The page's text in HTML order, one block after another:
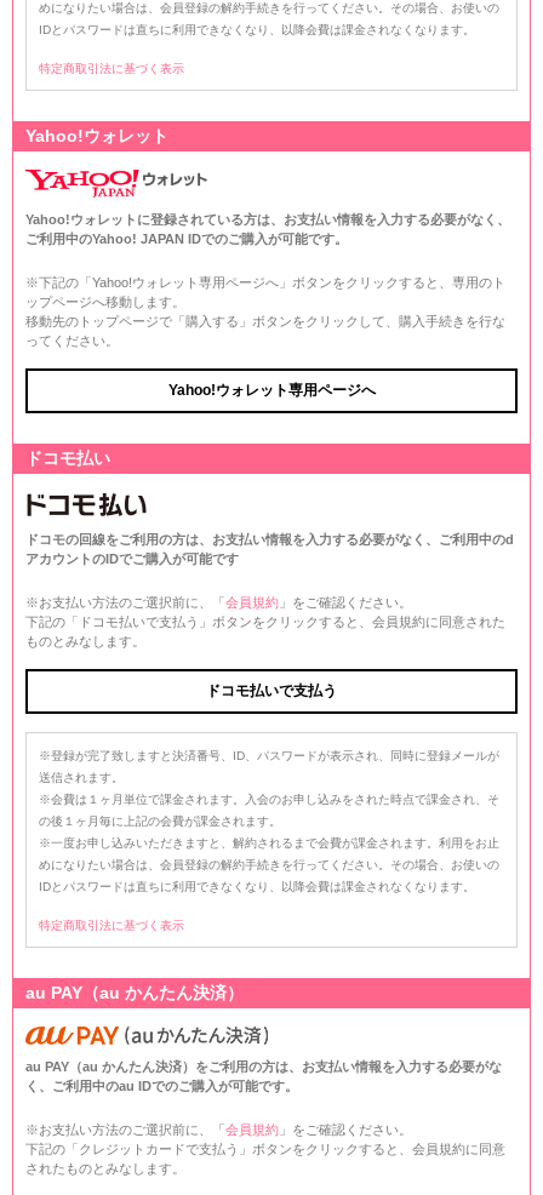
めになりたい場合は、会員登録の解約手続きを行ってください。その場合、お使いの
IDとパスワードは直ちに利用できなくなり、以降会費は課金されなくなります。
特定商取引法に基づく表示
Yahoo!ウォレット
Yahoo!ウォレットに登録されている方は、お支払い情報を入力する必要がなく、
ご利用中のYahoo! JAPAN IDでのご購入が可能です。
※下記の「Yahoo!ウォレット専用ページへ」ボタンをクリックすると、専用のト
ップページへ移動します。
移動先のトップページで「購入する」ボタンをクリックして、購入手続きを行な
ってください。
Yahoo!ウォレット専用ページへ
ドコモ払い
ドコモの回線をご利用の方は、お支払い情報を入力する必要がなく、ご利用中のd
アカウントのIDでご購入が可能です
※お支払い方法のご選択前に、「会員規約 」をご確認ください。
下記の「ドコモ払いで支払う」ボタンをクリックすると、会員規約に同意された
ものとみなします。
※登録が完了致しますと決済番号、ID、パスワードが表示され、同時に登録メールが
送信されます。
※会費は１ヶ月単位で課金されます。入会のお申し込みをされた時点で課金され、そ
の後１ヶ月毎に上記の会費が課金されます。
※一度お申し込みいただきますと、解約されるまで会費が課金されます。利用をお止
めになりたい場合は、会員登録の解約手続きを行ってください。その場合、お使いの
IDとパスワードは直ちに利用できなくなり、以降会費は課金されなくなります。
特定商取引法に基づく表示
au PAY（au かんたん決済）
au PAY（au かんたん決済）をご利用の方は、お支払い情報を入力する必要がな
く、ご利用中のau IDでのご購入が可能です。
※お支払い方法のご選択前に、「会員規約 」をご確認ください。
下記の「クレジットカードで支払う」ボタンをクリックすると、会員規約に同意
されたものとみなします。